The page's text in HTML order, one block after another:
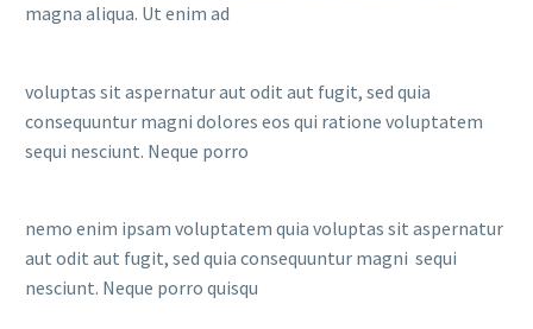
magna aliqua. Ut enim ad
voluptas sit aspernatur aut odit aut fugit, sed quia
consequuntur magni dolores eos qui ratione voluptatem
sequi nesciunt. Neque porro
nemo enim ipsam voluptatem quia voluptas sit aspernatur
aut odit aut fugit, sed quia consequuntur magni sequi
nesciunt. Neque porro quisqu